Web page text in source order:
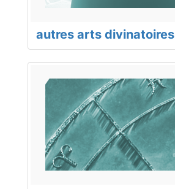
autres arts divinatoires